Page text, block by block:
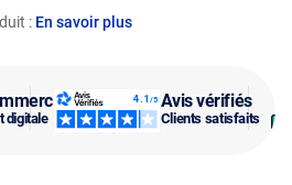
digitale
Avis vérifiés
Clients satisfaits
: En savoir plus